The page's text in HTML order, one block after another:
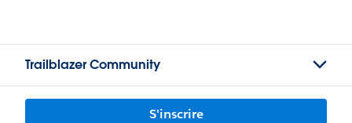
Trailblazer Community
S'inscrire